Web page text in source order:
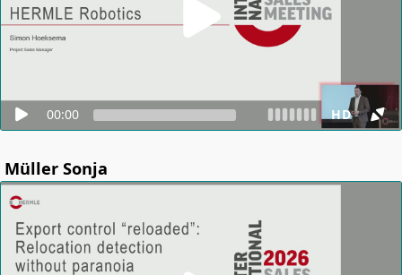
00:00 HD
Müller Sonja